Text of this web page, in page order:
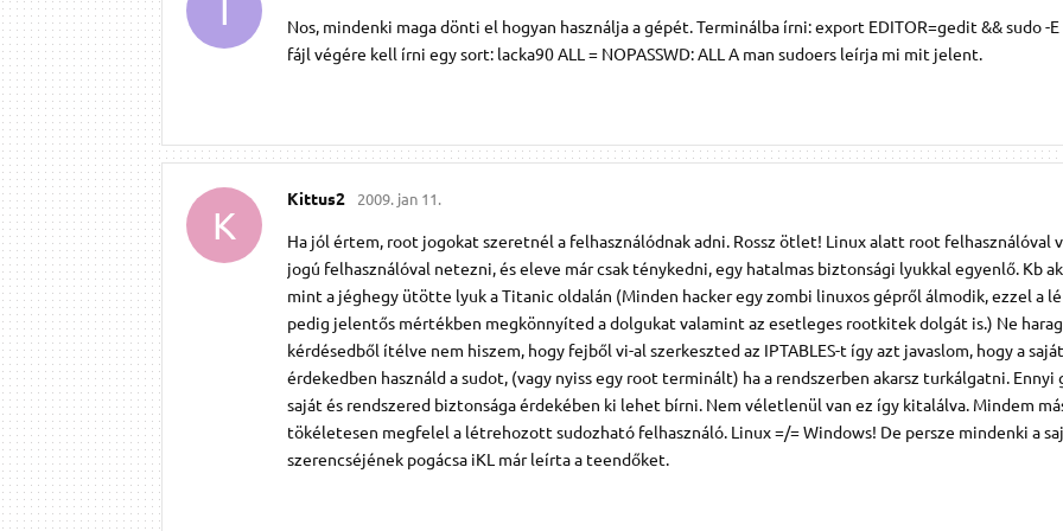
Nos, mindenki maga dönti el hogyan használja a gépét. Terminálba írni: export EDITOR=gedit && sudo -
fájl végére kell írni egy sort: lacka90 ALL = NOPASSWD: ALL A man sudoers leírja mi mit jelent.
K
Kittus2 2009. jan 11.
Ha jól értem, root jogokat szeretnél a felhasználódnak adni. Rossz ötlet! Linux alatt root felhasználóval
jogú felhasználóval netezni, és eleve már csak ténykedni, egy hatalmas biztonsági lyukkal egyenlő. Kb
mint a jéghegy ütötte lyuk a Titanic oldalán (Minden hacker egy zombi linuxos gépről álmodik, ezzel a
pedig jelentős mértékben megkönnyíted a dolgukat valamint az esetleges rootkitek dolgát is.) Ne
kérdésedből ítélve nem hiszem, hogy fejből vi-al szerkeszted az IPTABLES-t így azt javaslom, hogy a saját
érdekedben használd a sudot, (vagy nyiss egy root terminált) ha a rendszerben akarsz turkálgatni. Ennyi
saját és rendszered biztonsága érdekében ki lehet bírni. Nem véletlenül van ez így kitalálva. Mindem
tökéletesen megfelel a létrehozott sudozható felhasználó. Linux =/= Windows! De persze mindenki a
szerencséjének pogácsa iKL már leírta a teendőket.